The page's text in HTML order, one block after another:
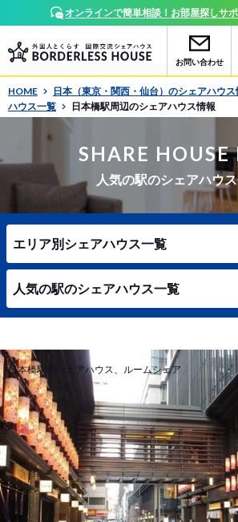
オンラインで簡単相談！お部屋探しサ
お問い合わせ
HOME 日本（東京・関西・仙台）のシェアハウ
ハウス一覧
日本橋駅周辺のシェアハウス情報
SHARE HOUSE
人気の駅のシェアハウ
エリア別シェアハウス一覧
人気の駅のシェアハウス一覧
日本橋駅のシェアハウス、ルームシェア